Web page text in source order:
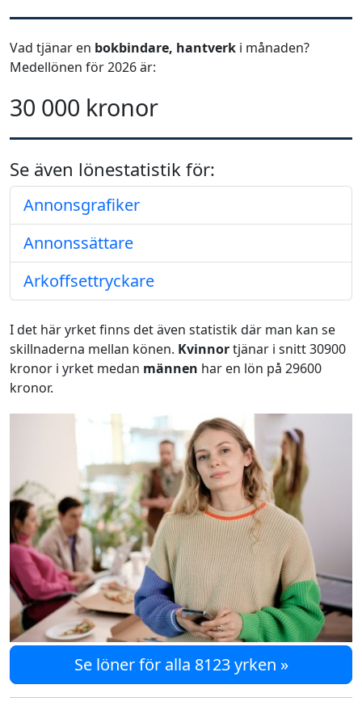
Vad tjänar en bokbindare, hantverk i månaden?
Medellönen för 2026 är:
30 000 kronor
Se även lönestatistik för:
Annonsgrafiker
Annonssättare
Arkoffsettryckare
I det här yrket finns det även statistik där man kan se
skillnaderna mellan könen. Kvinnortjänar i snitt 30900
kronor i yrket medan männen har en lön på 29600
kronor.
Se löner för alla 8123 yrken »